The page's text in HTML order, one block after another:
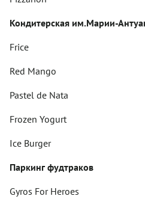
Кондитерская им.Марии-
Frice
Red Mango
Pastel de Nata
Frozen Yogurt
Ice Burger
Паркинг фудтраков
Gyros For Heroes